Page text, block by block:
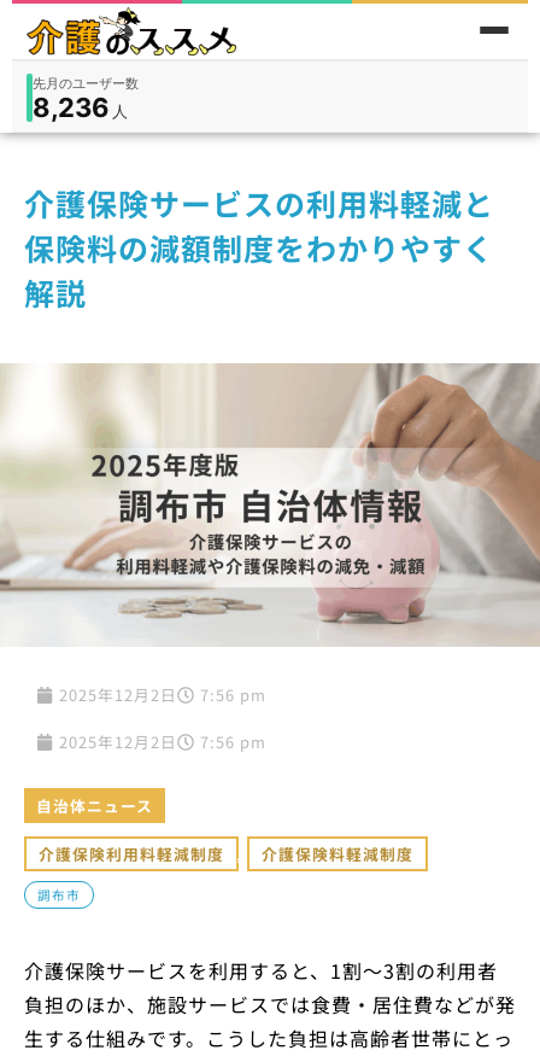
在宅9,360入所3,194
先月のユーザー数
8,236 人
件
介護保険サービスの利用料軽減と
保険料の減額制度をわかりやすく
解説
2025年12月2日 7:56 pm
2025年12月2日 7:56 pm
自治体ニュース
介護保険利用料軽減制度 , 介護保険料軽減制度
調布市
介護保険サービスを利用すると、1割〜3割の利用者
負担のほか、施設サービスでは食費・居住費などが発
生する仕組みです。こうした負担は高齢者世帯にとっ